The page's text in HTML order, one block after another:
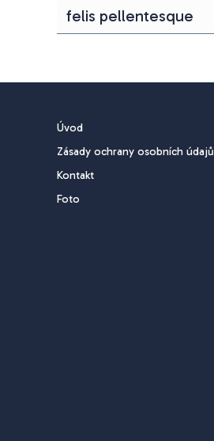
felis pellentesque
Úvod
Zásady ochrany osobních údajů
Kontakt
Foto